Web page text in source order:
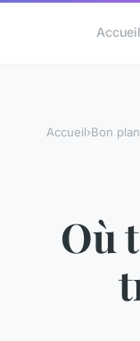
Accueil
Accueil›Bon plan
Où